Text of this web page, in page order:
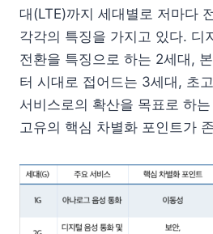
대(LTE)까지 세대별로 저마다
각각의 특징을 가지고 있다. 디
전환을 특징으로 하는 2세대,
터 시대로 접어드는 3세대, 초
서비스로의 확산을 목표로 하
고유의 핵심 차별화 포인트가